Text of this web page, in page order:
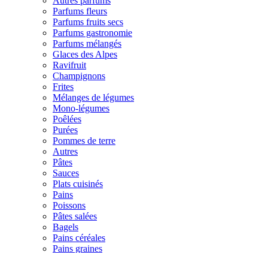
Parfums fleurs
Parfums fruits secs
Parfums gastronomie
Parfums mélangés
Glaces des Alpes
Ravifruit
Champignons
Frites
Mélanges de légumes
Mono-légumes
Poêlées
Purées
Pommes de terre
Autres
Pâtes
Sauces
Plats cuisinés
Pains
Poissons
Pâtes salées
Bagels
Pains céréales
Pains graines